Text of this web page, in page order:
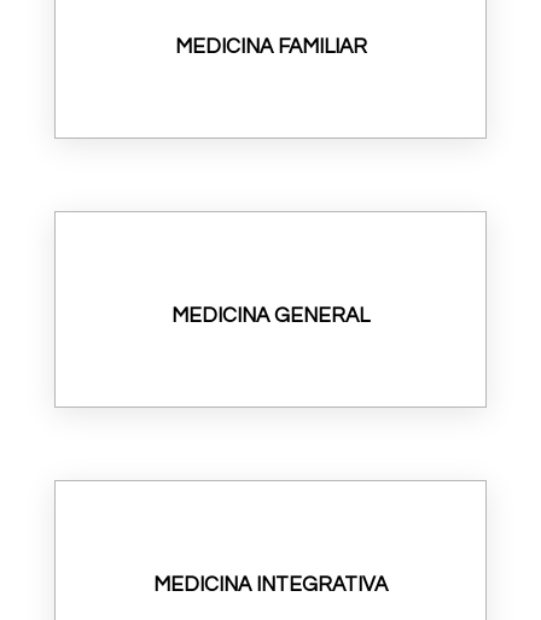
MEDICINA FAMILIAR
MEDICINA GENERAL
MEDICINA INTEGRATIVA